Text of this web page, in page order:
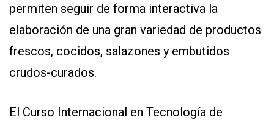
permiten seguir de forma interactiva la
elaboración de una gran variedad de productos
frescos, cocidos, salazones y embutidos
crudos-curados.
El Curso Internacional en Tecnología de